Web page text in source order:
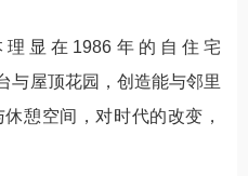
显在1986年的自住宅
与屋顶花园，创造能与邻里
憩空间，对时代的改变，